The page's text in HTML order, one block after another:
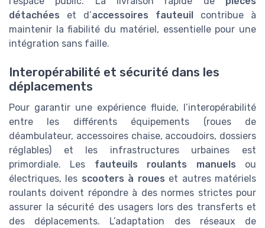
détachées et d’accessoires fauteuil contribue à
maintenir la fiabilité du matériel, essentielle pour une
intégration sans faille.
Interopérabilité et sécurité dans les
déplacements
Pour garantir une expérience fluide, l’interopérabilité
entre les différents équipements (roues de
déambulateur, accessoires chaise, accoudoirs, dossiers
réglables) et les infrastructures urbaines est
primordiale. Les fauteuils roulants manuels ou
électriques, les scooters à roues et autres matériels
roulants doivent répondre à des normes strictes pour
assurer la sécurité des usagers lors des transferts et
des déplacements. L’adaptation des réseaux de